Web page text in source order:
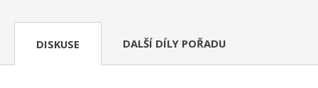
DISKUSE DALŠÍ DÍLY POŘADU